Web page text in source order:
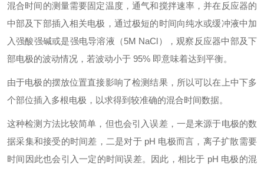
混合时间的测量需要固定温度，通气和搅拌速率，并在反应器的
中部及下部插入相关电极，通过极短的时间向纯水或缓冲液中加
入强酸强碱或是强电导溶液（5M NaCl），观察反应器中部及下
部电极的波动情况，若波动小于 95% 即意味着达到平衡。
由于电极的摆放位置直接影响了检测结果，所以可以在上中下多
个部位插入多根电极，以求得到较准确的混合时间数据。
这种检测方法比较简单，但也会引入误差，一是来源于电极的数
据采集和接受的时间差，二是对于 pH 电极而言，离子扩散需要
时间因此也会引入一定的时间误差。因此，相比于 pH 电极的混